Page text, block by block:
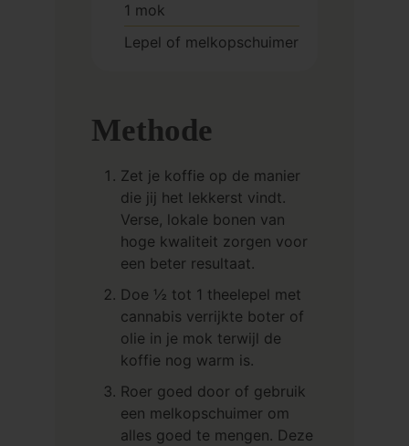
1 mok
Lepel of melkopschuimer
Methode
Zet je koffie op de manier
die jij het lekkerst vindt.
Verse, lokale bonen van
hoge kwaliteit zorgen voor
een beter resultaat.
Doe ½ tot 1 theelepel met
cannabis verrijkte boter of
olie in je mok terwijl de
koffie nog warm is.
Roer goed door of gebruik
een melkopschuimer om
alles goed te mengen. Deze